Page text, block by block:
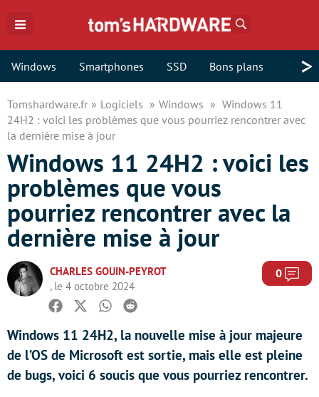
Windows Smartphones SSD Bons plans >
Tomshardware.fr Logiciels Windows
Windows 11
24H2 : voici les problèmes que vous pourriez rencontrer avec
la dernière mise à jour
Windows 11 24H2 : voici les
problèmes que vous
pourriez rencontrer avec la
dernière mise à jour
CHARLES GOUIN-PEYROT
, le 4 octobre 2024
0
Facebook
TwitterWhatsapp
Reddit
Windows 11 24H2, la nouvelle mise à jour majeure
de l’OS de Microsoft est sortie, mais elle est pleine
de bugs, voici 6 soucis que vous pourriez rencontrer.